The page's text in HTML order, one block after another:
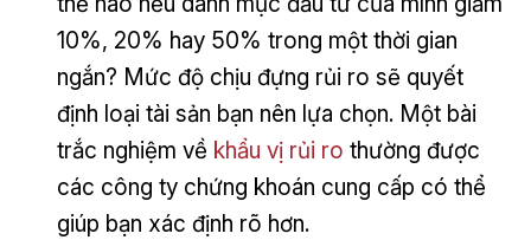
10%, 20% hay 50% trong một thời gian
ngắn? Mức độ chịu đựng rủi ro sẽ quyết
định loại tài sản bạn nên lựa chọn. Một bài
trắc nghiệm về khẩu vị rủi ro thường được
các công ty chứng khoán cung cấp có thể
giúp bạn xác định rõ hơn.